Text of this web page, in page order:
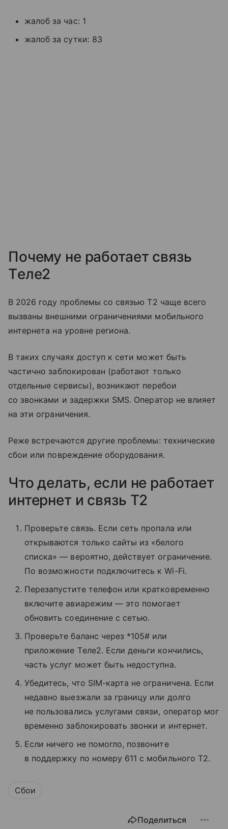
жалоб за час: 1
жалоб за сутки: 83
Почему не работает связь
Tеле2
В 2026 году проблемы со связью T2 чаще всего
вызваны внешними ограничениями мобильного
интернета на уровне региона.
В таких случаях доступ к сети может быть
частично заблокирован (работают только
отдельные сервисы), возникают перебои
со звонками и задержки SMS. Оператор не влияет
на эти ограничения.
Реже встречаются другие проблемы: технические
сбои или повреждение оборудования.
Что делать, если не работает
интернет и связь T2
Проверьте связь. Если сеть пропала или
открываются только сайты из «белого
списка» — вероятно, действует ограничение.
По возможности подключитесь к Wi-Fi.
Перезапустите телефон или кратковременно
включите авиарежим — это помогает
обновить соединение с сетью.
Проверьте баланс через *105# или
приложение Tеле2. Если деньги кончились,
часть услуг может быть недоступна.
Убедитесь, что SIM-карта не ограничена. Если
недавно выезжали за границу или долго
не пользовались услугами связи, оператор мог
временно заблокировать звонки и интернет.
Если ничего не помогло, позвоните
в поддержку по номеру 611 с мобильного T2.
Сбои
Поделиться